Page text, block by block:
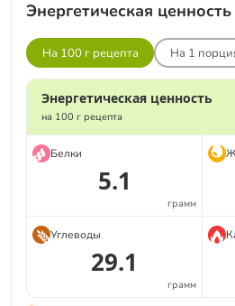
Энергетическая ценность
На 100 г рецепта На 1
Энергетическая ценность
на 100 г рецепта
Белки
5.1
грамм
Углеводы
29.1
грамм